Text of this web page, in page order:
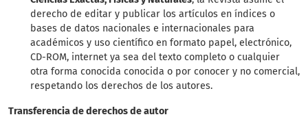
derecho de editar y publicar los artículos en índices o
bases de datos nacionales e internacionales para
académicos y uso científico en formato papel, electrónico,
CD-ROM, internet ya sea del texto completo o cualquier
otra forma conocida conocida o por conocer y no comercial,
respetando los derechos de los autores.
Transferencia de derechos de autor